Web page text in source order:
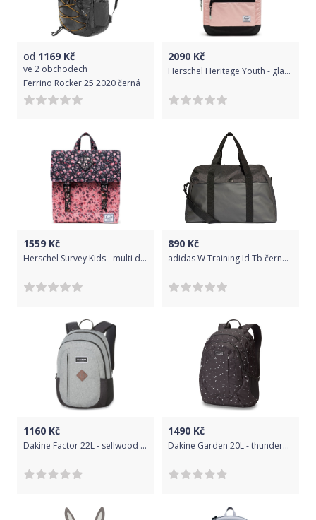
od 1169 Kč
ve 2 obchodech
Ferrino Rocker 25 2020 černá
2090 Kč
Herschel Heritage Youth - glacier reflective/cameo rose reflective/black reflective uni
1559 Kč
Herschel Survey Kids - multi ditsy floral black/flamingo pink uni
890 Kč
adidas W Training Id Tb černá Jednotná
1160 Kč
Dakine Factor 22L - sellwood uni
1490 Kč
Dakine Garden 20L - thunderdot uni